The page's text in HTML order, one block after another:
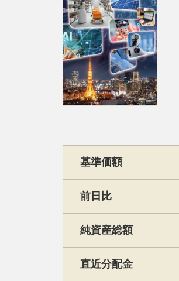
基準価額
前日比
純資産総額
直近分配金